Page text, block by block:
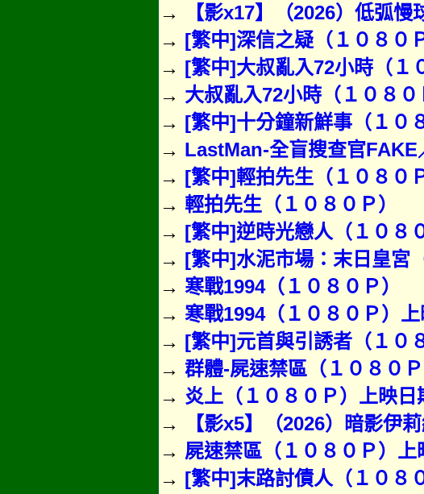
→
【影x17】（2026）低弧
→ [繁中]深信之疑（１０８０
→ [繁中]大叔亂入72小時（１
→ 大叔亂入72小時（１０８０
→ [繁中]十分鐘新鮮事（１０
→ LastMan-全盲搜查官FAKE
→ [繁中]輕拍先生（１０８０
→ 輕拍先生（１０８０Ｐ）
→ [繁中]逆時光戀人（１０８
→ [繁中]水泥市場：末日皇宮
→ 寒戰1994（１０８０Ｐ）
→ 寒戰1994（１０８０Ｐ）
→ [繁中]元首與引誘者（１０
→ 群體-屍速禁區（１０８０Ｐ
→ 炎上（１０８０Ｐ）上映日
→
【影x5】（2026）暗影伊
→ 屍速禁區（１０８０Ｐ）上
→ [繁中]末路討債人（１０８